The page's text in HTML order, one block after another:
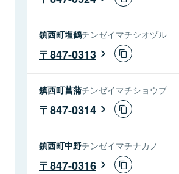
鎮西町塩鶴チンゼイマチシオヅル
847-0313
鎮西町菖蒲チンゼイマチショウブ
847-0314
鎮西町中野チンゼイマチナカノ
847-0316